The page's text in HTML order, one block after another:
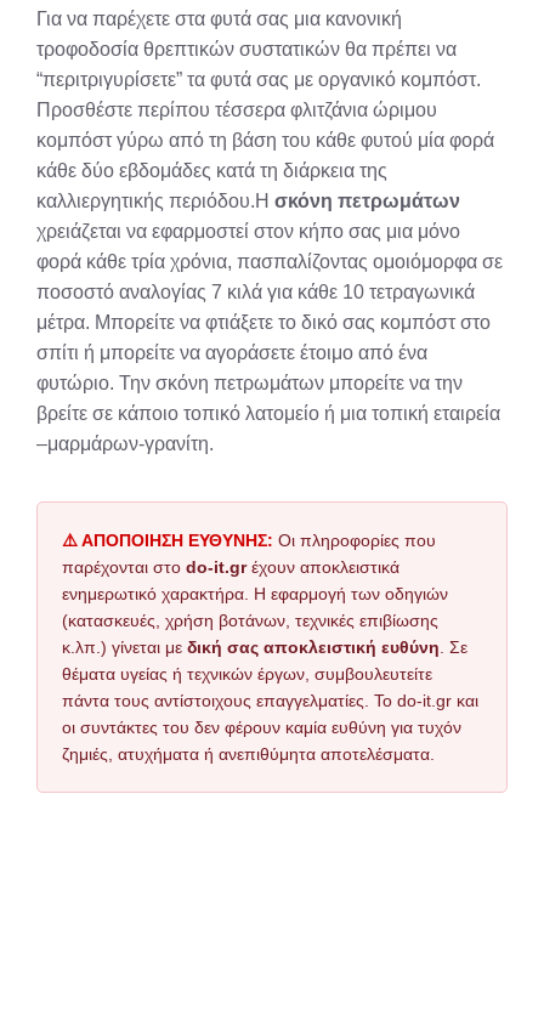
Για να παρέχετε στα φυτά σας μια κανονική
τροφοδοσία θρεπτικών συστατικών θα πρέπει να
“περιτριγυρίσετε” τα φυτά σας με οργανικό κομπόστ.
Προσθέστε περίπου τέσσερα φλιτζάνια ώριμου
κομπόστ γύρω από τη βάση του κάθε φυτού μία φορά
κάθε δύο εβδομάδες κατά τη διάρκεια της
καλλιεργητικής περιόδου.Η σκόνη πετρωμάτων
χρειάζεται να εφαρμοστεί στον κήπο σας μια μόνο
φορά κάθε τρία χρόνια, πασπαλίζοντας ομοιόμορφα σε
ποσοστό αναλογίας 7 κιλά για κάθε 10 τετραγωνικά
μέτρα. Μπορείτε να φτιάξετε το δικό σας κομπόστ στο
σπίτι ή μπορείτε να αγοράσετε έτοιμο από ένα
φυτώριο. Την σκόνη πετρωμάτων μπορείτε να την
βρείτε σε κάποιο τοπικό λατομείο ή μια τοπική εταιρεία
–μαρμάρων-γρανίτη.
⚠️ ΑΠΟΠΟΙΗΣΗ ΕΥΘΥΝΗΣ: Οι πληροφορίες που
παρέχονται στο do-it.grέχουν αποκλειστικά
ενημερωτικό χαρακτήρα. Η εφαρμογή των οδηγιών
(κατασκευές, χρήση βοτάνων, τεχνικές επιβίωσης
κ.λπ.) γίνεται με δική σας αποκλειστική ευθύνη . Σε
θέματα υγείας ή τεχνικών έργων, συμβουλευτείτε
πάντα τους αντίστοιχους επαγγελματίες. Το do-it.gr και
οι συντάκτες του δεν φέρουν καμία ευθύνη για τυχόν
ζημιές, ατυχήματα ή ανεπιθύμητα αποτελέσματα.